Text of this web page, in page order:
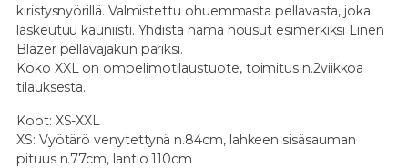
kiristysnyörillä. Valmistettu ohuemmasta pellavasta, joka
laskeutuu kauniisti. Yhdistä nämä housut esimerkiksi Linen
Blazer pellavajakun pariksi.
Koko XXL on ompelimotilaustuote, toimitus n.2viikkoa
tilauksesta.
Koot: XS-XXL
XS: Vyötärö venytettynä n.84cm, lahkeen sisäsauman
pituus n.77cm, lantio 110cm